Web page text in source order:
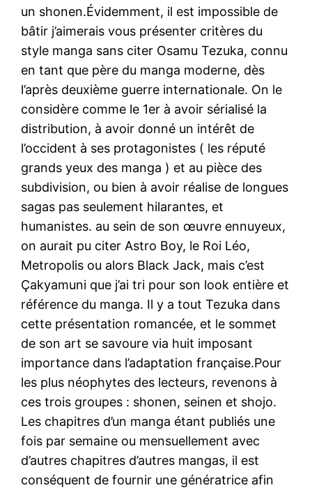
un shonen.Évidemment, il est impossible de
bâtir j’aimerais vous présenter critères du
style manga sans citer Osamu Tezuka, connu
en tant que père du manga moderne, dès
l’après deuxième guerre internationale. On le
considère comme le 1er à avoir sérialisé la
distribution, à avoir donné un intérêt de
l’occident à ses protagonistes ( les réputé
grands yeux des manga ) et au pièce des
subdivision, ou bien à avoir réalise de longues
sagas pas seulement hilarantes, et
humanistes. au sein de son œuvre ennuyeux,
on aurait pu citer Astro Boy, le Roi Léo,
Metropolis ou alors Black Jack, mais c’est
Çakyamuni que j’ai tri pour son look entière et
référence du manga. Il y a tout Tezuka dans
cette présentation romancée, et le sommet
de son art se savoure via huit imposant
importance dans l’adaptation française.Pour
les plus néophytes des lecteurs, revenons à
ces trois groupes : shonen, seinen et shojo.
Les chapitres d’un manga étant publiés une
fois par semaine ou mensuellement avec
d’autres chapitres d’autres mangas, il est
conséquent de fournir une génératrice afin